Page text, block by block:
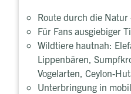
Route durch die Natur
Für Fans ausgiebiger
Wildtiere hautnah:
Lippenbären,
Vogelarten, Ceylon-
Unterbringung in